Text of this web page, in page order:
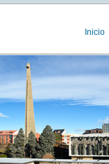
Inicio